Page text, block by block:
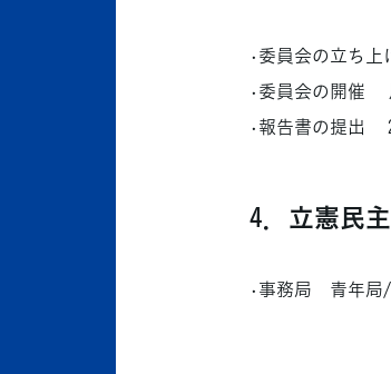
•委員会の立ち上
•委員会の開催
•報告書の提出
4．立憲民
•事務局 青年局/